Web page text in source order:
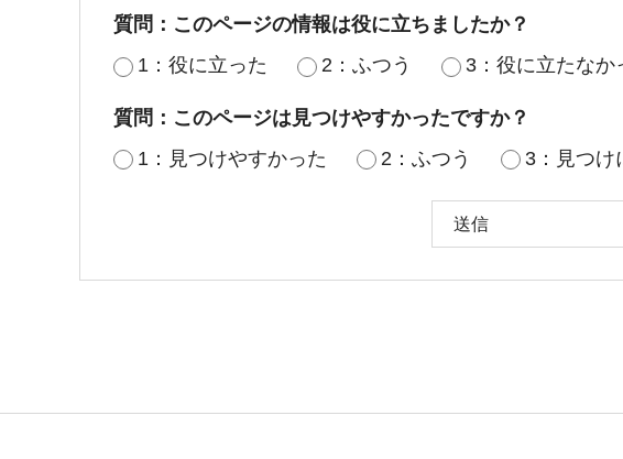
質問：このページの情報は役に立ちましたか？
1：役に立った
2：ふつう 3：役に立たなか
質問：このページは見つけやすかったですか？
1：見つけやすかった
2：ふつう 3：見つけ